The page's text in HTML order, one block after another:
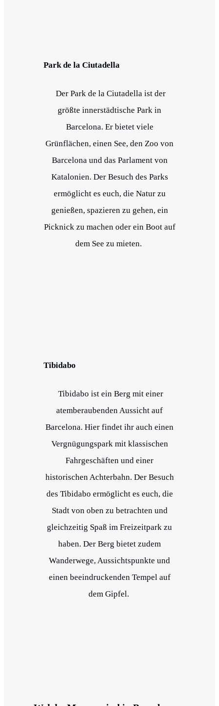
Park de la Ciutadella
Der Park de la Ciutadella ist der
größte innerstädtische Park in
Barcelona. Er bietet viele
Grünflächen, einen See, den Zoo von
Barcelona und das Parlament von
Katalonien. Der Besuch des Parks
ermöglicht es euch, die Natur zu
genießen, spazieren zu gehen, ein
Picknick zu machen oder ein Boot auf
dem See zu mieten.
Tibidabo
Tibidabo ist ein Berg mit einer
atemberaubenden Aussicht auf
Barcelona. Hier findet ihr auch einen
Vergnügungspark mit klassischen
Fahrgeschäften und einer
historischen Achterbahn. Der Besuch
des Tibidabo ermöglicht es euch, die
Stadt von oben zu betrachten und
gleichzeitig Spaß im Freizeitpark zu
haben. Der Berg bietet zudem
Wanderwege, Aussichtspunkte und
einen beeindruckenden Tempel auf
dem Gipfel.